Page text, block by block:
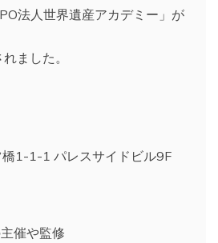
法人世界遺産アカデミー」が
ました。
1-1-1 パレスサイドビル9F
催や監修